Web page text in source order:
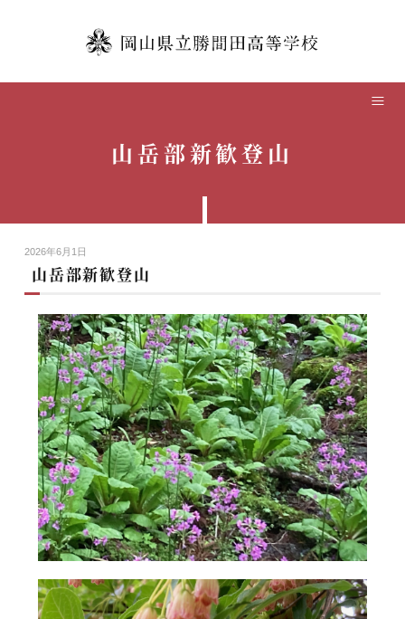
中学生の方へ
卒業生の方へ
保護者の方へ
その他
山岳部新歓登山
2026年6月1日
山岳部新歓登山